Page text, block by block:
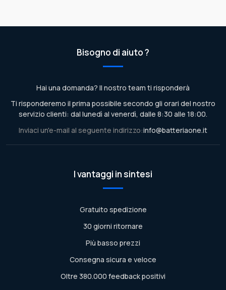
Bisogno di aiuto ?
Hai una domanda? Il nostro team ti risponderà
Ti risponderemo il prima possibile secondo gli orari del nostro
servizio clienti: dal lunedì al venerdì, dalle 8:30 alle 18:00.
Inviaci un'e-mail al seguente indirizzo:info@batteriaone.it
I vantaggi in sintesi
Gratuito spedizione
30 giorni ritornare
Più basso prezzi
Consegna sicura e veloce
Oltre 380.000 feedback positivi